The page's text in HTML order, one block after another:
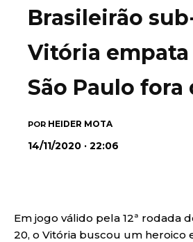
Brasileirão
Vitória
São Paulo fora
POR HEIDER MOTA
14/11/2020 · 22:06
Em jogo válido pela 12ª rodada
20, o Vitória buscou um heroico